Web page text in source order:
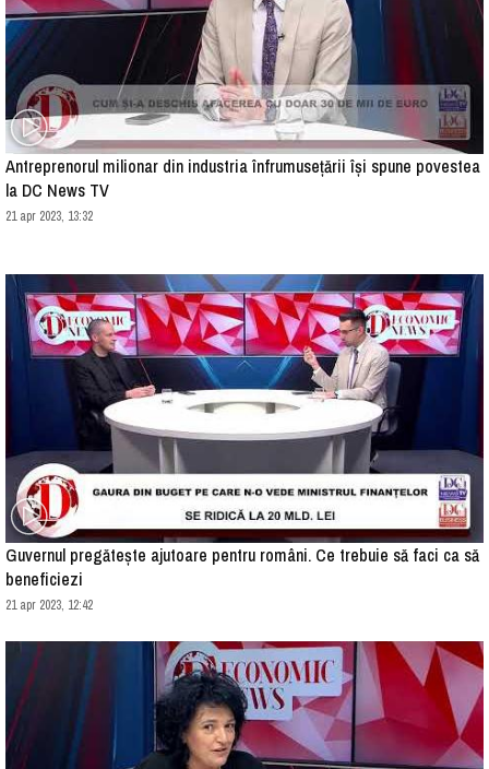
Antreprenorul milionar din industria înfrumusețării își spune povestea
la DC News TV
21 apr 2023, 13:32
Guvernul pregătește ajutoare pentru români. Ce trebuie să faci ca să
beneficiezi
21 apr 2023, 12:42